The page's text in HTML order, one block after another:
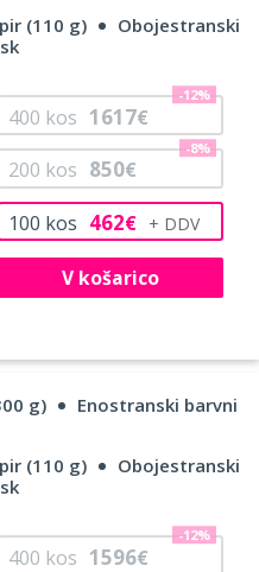
(110 g)
Obojestranski
100 kos 462€
200 kos 850€
-8%
400 kos 1617€
-12%
V košarico
g)
Enostranski barvni
(110 g)
Obojestranski
400 kos 1596€
-12%